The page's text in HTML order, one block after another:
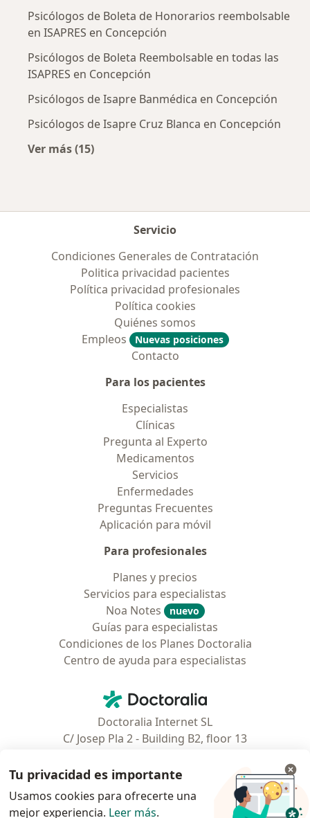
Psicólogos de Boleta de Honorarios reembolsable
en ISAPRES en Concepción
Psicólogos de Boleta Reembolsable en todas las
ISAPRES en Concepción
Psicólogos de Isapre Banmédica en Concepción
Psicólogos de Isapre Cruz Blanca en Concepción
Ver más (15)
Servicio
Condiciones Generales de Contratación
Politica privacidad pacientes
Política privacidad profesionales
Política cookies
Quiénes somos
Empleos
Nuevas posiciones
Contacto
Para los pacientes
Especialistas
Clínicas
Pregunta al Experto
Medicamentos
Servicios
Enfermedades
Preguntas Frecuentes
Aplicación para móvil
Para profesionales
Planes y precios
Servicios para especialistas
Noa Notes
nuevo
Guías para especialistas
Condiciones de los Planes Doctoralia
Centro de ayuda para especialistas
Doctoralia - Página de inicio
Doctoralia Internet SL
C/ Josep Pla 2 - Building B2, floor 13
Facebook
se abre en una nueva
Tu privacidad es importante
Usamos cookies para ofrecerte una
mejor experiencia. Leer más.